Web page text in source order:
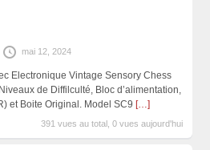
mai 12, 2024
Electronique Vintage Sensory Chess
de Diffilculté, Bloc d’alimentation,
et Boite Original. Model SC9 […]
391 vues au total, 0 vues aujourd'hui